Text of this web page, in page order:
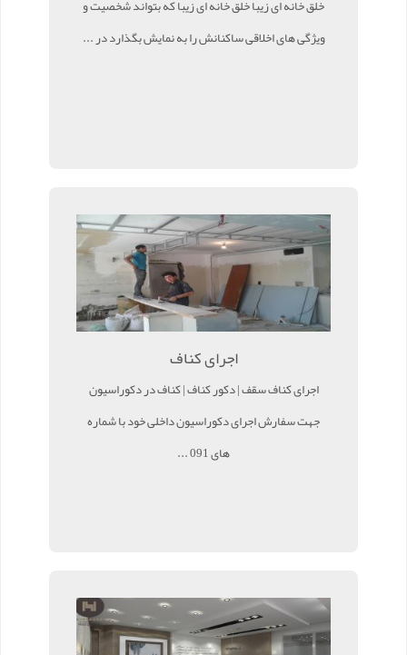
خلق خانه ای زیبا خلق خانه ای زیبا که بتواند شخصیت و
ویژگی های اخلاقی ساکنانش را به نمایش بگذارد در ...
اجرای کناف
اجرای کناف سقف | دکور کناف | کناف در دکوراسیون
جهت سفارش اجرای دکوراسیون داخلی خود با شماره
های 091 ...